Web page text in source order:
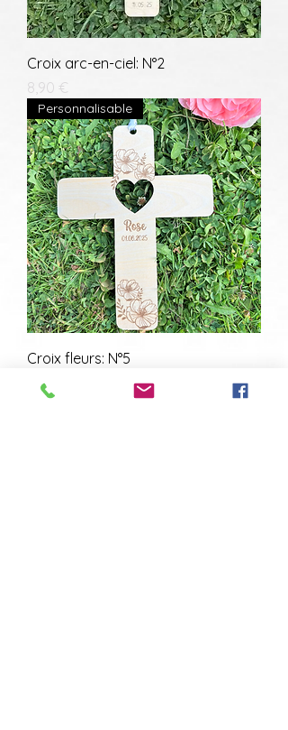
Croix arc-en-ciel: N°2
Prix
8,90 €
Personnalisable
Croix fleurs: N°5
Prix
8,90 €
Personnalisable